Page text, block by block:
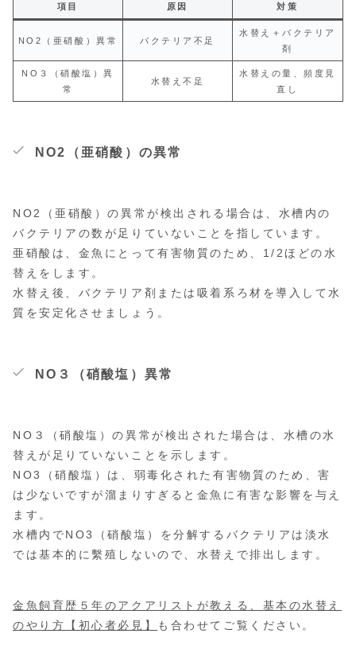
項目 原因 対策
NO2（亜硝酸）異常 バクテリア不足
水替え＋バクテリア
剤
NO３（硝酸塩）異
常
水替え不足
水替えの量、頻度見
直し
NO2（亜硝酸）の異常
NO2（亜硝酸）の異常が検出される場合は、水槽内の
バクテリアの数が足りていないことを指しています。
亜硝酸は、金魚にとって有害物質のため、1/2ほどの水
替えをします。
水替え後、バクテリア剤または吸着系ろ材を導入して水
質を安定化させましょう。
NO３（硝酸塩）異常
NO３（硝酸塩）の異常が検出された場合は、水槽の水
替えが足りていないことを示します。
NO3（硝酸塩）は、弱毒化された有害物質のため、害
は少ないですが溜まりすぎると金魚に有害な影響を与え
ます。
水槽内でNO3（硝酸塩）を分解するバクテリアは淡水
では基本的に繫殖しないので、水替えで排出します。
金魚飼育歴５年のアクアリストが教える、基本の水替え
のやり方【初心者必見】
も合わせてご覧ください。